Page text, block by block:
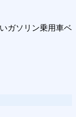
ガソリン乗用車ベ